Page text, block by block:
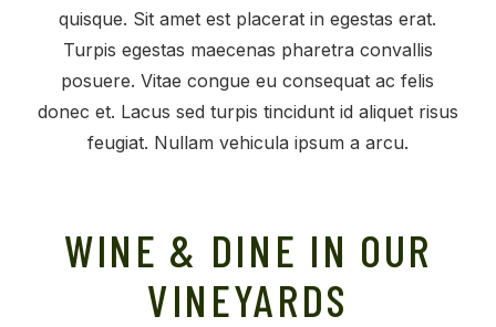
quisque. Sit amet est placerat in egestas erat.
Turpis egestas maecenas pharetra convallis
posuere. Vitae congue eu consequat ac felis
donec et. Lacus sed turpis tincidunt id aliquet risus
feugiat. Nullam vehicula ipsum a arcu.
WINE & DINE IN OUR
VINEYARDS